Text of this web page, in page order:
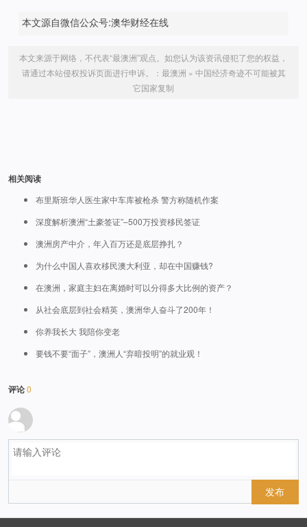
本文源自微信公众号:澳华财经在线
本文来源于网络，不代表“最澳洲”观点。如您认为该资讯侵犯了您的权益，
请通过本站侵权投诉页面进行申诉。： 最澳洲 » 中国经济奇迹不可能被其
它国家复制
相关阅读
布里斯班华人医生家中车库被枪杀 警方称随机作案
深度解析澳洲“土豪签证”–500万投资移民签证
澳洲房产中介，年入百万还是底层挣扎？
为什么中国人喜欢移民澳大利亚，却在中国赚钱?
在澳洲，家庭主妇在离婚时可以分得多大比例的资产？
从社会底层到社会精英，澳洲华人奋斗了200年！
你养我长大 我陪你变老
要钱不要“面子”，澳洲人“弃暗投明”的就业观！
评论0
发布